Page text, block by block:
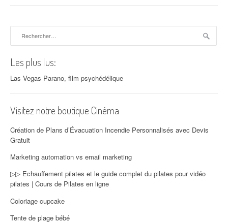
Les plus lus:
Las Vegas Parano, film psychédélique
Visitez notre boutique Cinéma
Création de Plans d’Évacuation Incendie Personnalisés avec Devis
Gratuit
Marketing automation vs email marketing
▷▷ Echauffement pilates et le guide complet du pilates pour vidéo
pilates | Cours de Pilates en ligne
Coloriage cupcake
Tente de plage bébé